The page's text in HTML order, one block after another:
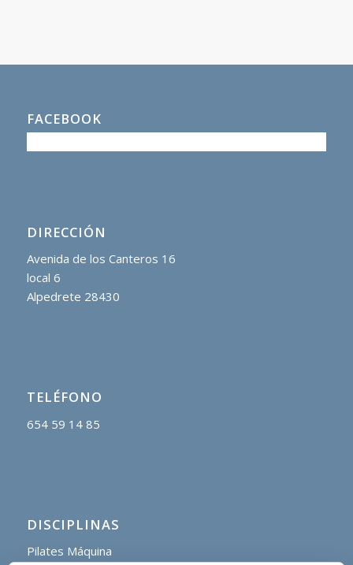
FACEBOOK
DIRECCIÓN
Avenida de los Canteros 16
local 6
Alpedrete 28430
TELÉFONO
654 59 14 85
DISCIPLINAS
Pilates Máquina